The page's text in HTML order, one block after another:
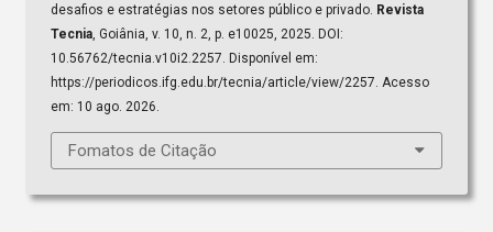
desafios e estratégias nos setores público e privado. Revista
Tecnia, Goiânia, v. 10, n. 2, p. e10025, 2025. DOI:
10.56762/tecnia.v10i2.2257. Disponível em:
https://periodicos.ifg.edu.br/tecnia/article/view/2257. Acesso
em: 10 ago. 2026.
Fomatos de Citação